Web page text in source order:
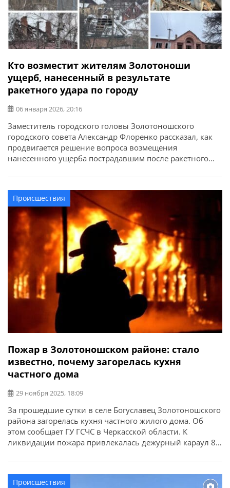
Кто возместит жителям Золотоноши
ущерб, нанесенный в результате
ракетного удара по городу
06 января 2026, 20:16
Заместитель городского головы Золотоношского
городского совета Александр Флоренко рассказал, как
продвигается решение вопроса возмещения
нанесенного ущерба пострадавшим после ракетного
помощи по возмещению нанесенного ущерба
пострадавшим после ракетного удара по городу
Золотоноша. Также немного информации о
государственном профессиональном лицее. Коротко
скажу так – пыль улеглась и началась бюрократия,
которую […]
Происшествия
Пожар в Золотоношском районе: стало
известно, почему загорелась кухня
частного дома
29 ноября 2025, 18:09
За прошедшие сутки в селе Богуславец Золотоношского
района загорелась кухня частного жилого дома. Об
этом сообщает ГУ ГСЧС в Черкасской области. К
ликвидации пожара привлекалась дежурный караул 8-
Причиной пожара стало нарушение правил пожарной
безопасности при эксплуатации печей.
Происшествия